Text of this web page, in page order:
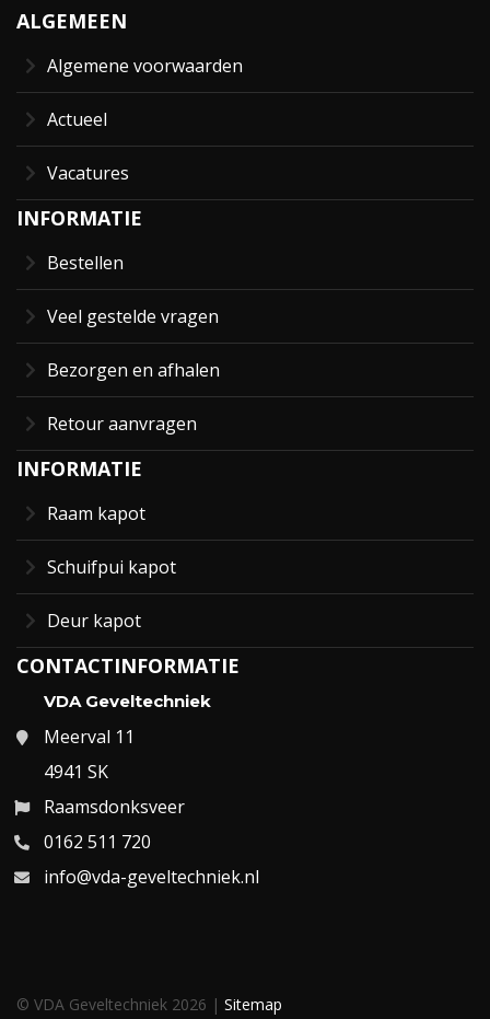
ALGEMEEN
Algemene voorwaarden
Actueel
Vacatures
INFORMATIE
Bestellen
Veel gestelde vragen
Bezorgen en afhalen
Retour aanvragen
INFORMATIE
Raam kapot
Schuifpui kapot
Deur kapot
CONTACTINFORMATIE
VDA Geveltechniek
Meerval 11
4941 SK
Raamsdonksveer
0162 511 720
info@vda-geveltechniek.nl
© VDA Geveltechniek 2026 | Sitemap